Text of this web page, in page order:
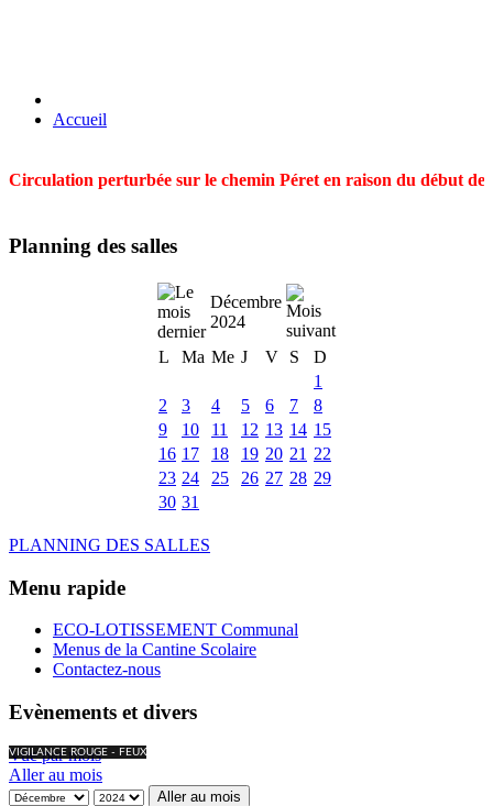
Accueil
Circulation perturbée sur le chemin Péret en raison du début
Planning des salles
Décembre
2024
L
Ma Me J V S
D
1
2
3 4 5 6 7
8
9
10 11 12 13 14 15
16 17 18 19 20 21 22
23 24 25 26 27 28 29
30 31
PLANNING DES SALLES
Menu rapide
ECO-LOTISSEMENT Communal
Menus de la Cantine Scolaire
Contactez-nous
Evènements et divers
VIGILANCE ROUGE - FEUX
Vue par mois
Aller au mois
Aller au mois